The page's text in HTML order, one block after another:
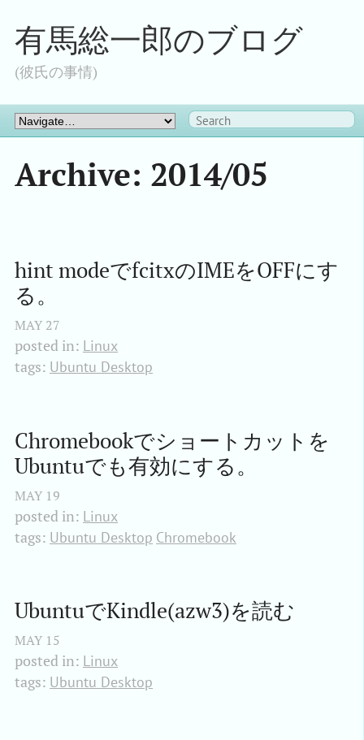
有馬総一郎のブログ
(彼氏の事情)
Archive: 2014/05
hint modeでfcitxのIMEをOFFにす
る。
MAY 27
posted in: Linux
tags: Ubuntu Desktop
Chromebookでショートカットを
Ubuntuでも有効にする。
MAY 19
posted in: Linux
tags: Ubuntu Desktop Chromebook
UbuntuでKindle(azw3)を読む
MAY 15
posted in: Linux
tags: Ubuntu Desktop